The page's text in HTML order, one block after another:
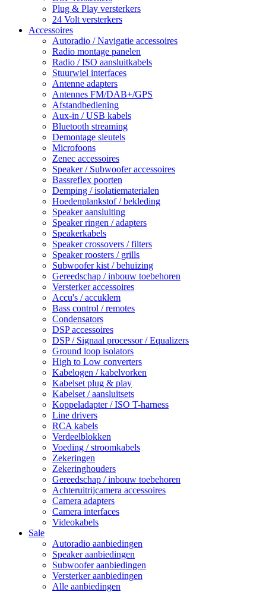
Plug & Play versterkers
24 Volt versterkers
Accessoires
Autoradio / Navigatie accessoires
Radio montage panelen
Radio / ISO aansluitkabels
Stuurwiel interfaces
Antenne adapters
Antennes FM/DAB+/GPS
Afstandbediening
Aux-in / USB kabels
Bluetooth streaming
Demontage sleutels
Microfoons
Zenec accessoires
Speaker / Subwoofer accessoires
Bassreflex poorten
Demping / isolatiematerialen
Hoedenplankstof / bekleding
Speaker aansluiting
Speaker ringen / adapters
Speakerkabels
Speaker crossovers / filters
Speaker roosters / grills
Subwoofer kist / behuizing
Gereedschap / inbouw toebehoren
Versterker accessoires
Accu's / accuklem
Bass control / remotes
Condensators
DSP accessoires
DSP / Signaal processor / Equalizers
Ground loop isolators
High to Low converters
Kabelogen / kabelvorken
Kabelset plug & play
Kabelset / aansluitsets
Koppeladapter / ISO T-harness
Line drivers
RCA kabels
Verdeelblokken
Voeding / stroomkabels
Zekeringen
Zekeringhouders
Gereedschap / inbouw toebehoren
Achteruitrijcamera accessoires
Camera adapters
Camera interfaces
Videokabels
Sale
Autoradio aanbiedingen
Speaker aanbiedingen
Subwoofer aanbiedingen
Versterker aanbiedingen
Alle aanbiedingen